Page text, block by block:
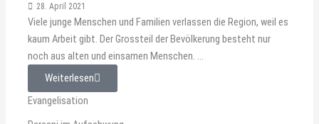
28. April 2021
Viele junge Menschen und Familien verlassen die Region, weil es
kaum Arbeit gibt. Der Grossteil der Bevölkerung besteht nur
noch aus alten und einsamen Menschen. ...
Weiterlesen
Evangelisation